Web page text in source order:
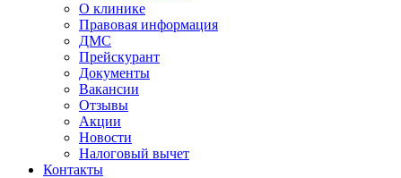
О клинике
Правовая информация
ДМС
Прейскурант
Документы
Вакансии
Отзывы
Акции
Новости
Налоговый вычет
Контакты